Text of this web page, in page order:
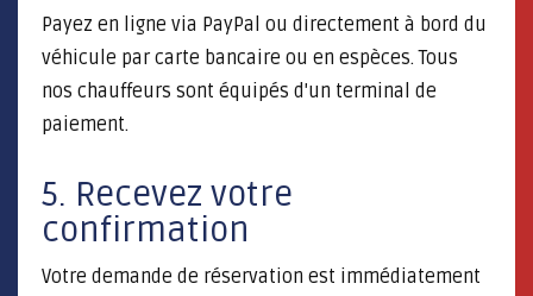
Payez en ligne via PayPal ou directement à bord du
véhicule par carte bancaire ou en espèces. Tous
nos chauffeurs sont équipés d'un terminal de
paiement.
5. Recevez votre
confirmation
Votre demande de réservation est immédiatement